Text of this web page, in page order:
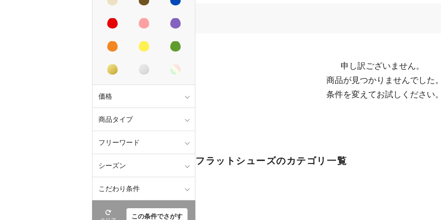
価格
商品タイプ
フリーワード
シーズン
こだわり条件
この条件でさがす
申し訳ございません。
条件を変えてお試しください
フラットシューズのカテゴリ一覧